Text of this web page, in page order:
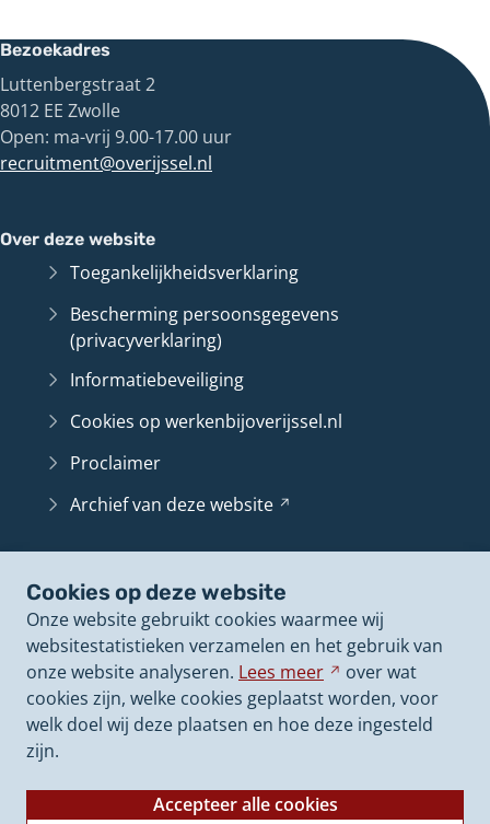
Cookies op deze website
Onze website gebruikt cookies waarmee wij
websitestatistieken verzamelen en het gebruik van
onze website analyseren. Lees meer
Verwijst
naar
een
over wat
cookies zijn, welke cookies geplaatst worden, voor
welk doel wij deze plaatsen en hoe deze ingesteld
zijn.
Accepteer alle cookies
Bezoekadres
Luttenbergstraat 2
8012 EE Zwolle
Open: ma-vrij 9.00-17.00 uur
recruitment@overijssel.nl
Over deze website
Toegankelijkheidsverklaring
Bescherming persoonsgegevens
(privacyverklaring)
Informatiebeveiliging
Cookies op werkenbijoverijssel.nl
Proclaimer
Archief van dezewebsite
een
Contact
Vacatureoverzicht
Arbeidsvoorwaarden
Vakgebieden